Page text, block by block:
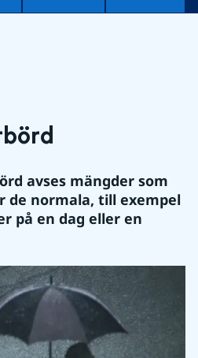
avses mängder som
de normala, till exempel
på en dag eller en